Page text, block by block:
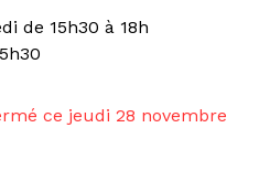
de 15h30 à 18h
ce jeudi 28 novembre